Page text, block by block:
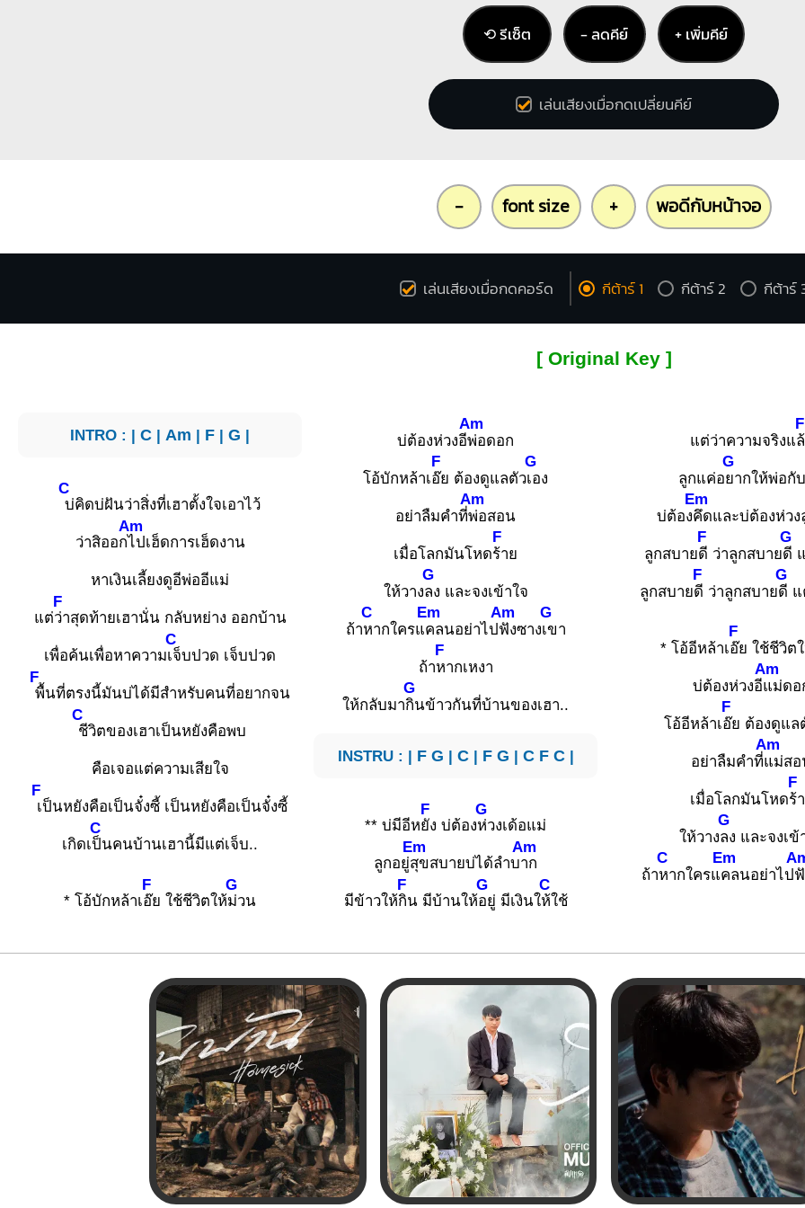
⟲ รีเซ็ต − ลดคีย์ + เพิ่มคีย์
เล่นเสียงเมื่อกดเปลี่ยนคีย์
- font size + พอดีกับหน้าจอ
เล่นเสียงเมื่อกดคอร์ด กีต้าร์ 1 กีต้าร์ 2 กีต้าร์
[ Original Key ]
INTRO : |C | Am | F |G |
C
บ่คิดบ่ฝันว่าสิ่งที่เฮาตั้งใจเอาไว้
ว่าสิออก
Am
ไปเฮ็ดการเฮ็ดงาน
หาเงินเลี้ยงดูอีพ่ออีแม่
แต่
F
ว่าสุดท้ายเฮานั่น กลับหย่าง ออกบ้าน
เพื่อค้นเพื่อหาความ
C
เจ็บปวด เจ็บปวด
F
พื้นที่ตรงนี้มันบ่ได้มีสำหรับคนที่อยากจน
C
ชีวิตของเฮาเป็นหยังคือพบ
คือเจอแต่ความเสียใจ
F
เป็นหยังคือเป็นจั๋งซี้ เป็นหยังคือเป็นจั๋งซี้
เกิดเ
C
ป็นคนบ้านเฮานี้มีแต่เจ็บ..
* โอ้บักหล้าเ
F
อ๊ย ใช้ชีวิตให้
G
ม่วน
บ่ต้องห่วงอี
Am
พ่อดอก
โอ้บักหล้าเ
F
อ๊ย ต้องดูแลตัว
G
เอง
อย่าลืมคำที่
Am
พ่อสอน
เมื่อโลกมันโหด
F
ร้าย
ให้วาง
G
ลง และจงเข้าใจ
ถ้า
C
หากใครแ
Em
คลนอย่าไป
Am
ฟังซาง
G
เขา
ถ้า
F
หากเหงา
ให้กลับมา
G
กินข้าวกันที่บ้านของเฮา..
INSTRU : | F G | C| F G | C F C|
** บ่มีอีห
F
ยัง บ่ต้อง
G
ห่วงเด้อแม่
ลูกอยู่
Em
สุขสบายบ่ได้ลำบ
Am
าก
มีข้าวให้
F
กิน มีบ้านให้
G
อยู่ มีเงินใ
C
ห้ใช้
แต่ว่าความจริงแ
F
ลูกแค่อ
G
ยากให้พ่อกั
บ่ต้อง
Em
คึดและบ่ต้องห่วง
ลูกสบาย
F
ดี ว่าลูกสบาย
G
ดี
ลูกสบาย
F
ดี ว่าลูกสบาย
G
ดี
* โอ้อีหล้าเ
F
อ๊ย ใช้ชีวิต
บ่ต้องห่วงอี
Am
แม่ดอ
โอ้อีหล้าเ
F
อ๊ย ต้องดูแล
อย่าลืมคำที่
Am
แม่ส
เมื่อโลกมันโหด
F
ร้
ให้วาง
G
ลง และจงเข้
ถ้า
C
หากใครแ
Em
คลนอย่าไป